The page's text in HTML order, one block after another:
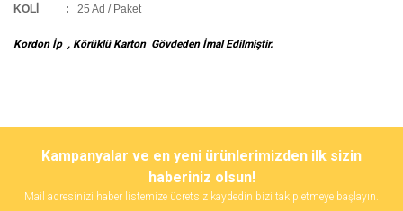
KOLİ
: 25 Ad / Paket
Kordon İp , Körüklü Karton Gövdeden İmal Edilmiştir.
Bu ürüne ilk yorumu siz yapın!
Yorum Yaz
tarafımıza iletebilirsiniz.
Görüş ve önerileriniz için teşekkür ederiz.
Kampanyalar ve en yeni ürünlerimizden ilk sizin
haberiniz olsun!
Mail adresinizi haber listemize ücretsiz kaydedin bizi takip etmeye başlayın.